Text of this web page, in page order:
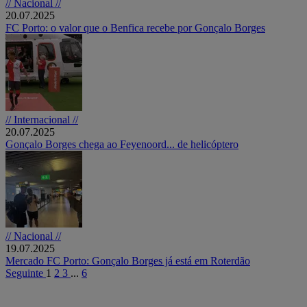
// Nacional //
20.07.2025
FC Porto: o valor que o Benfica recebe por Gonçalo Borges
// Internacional //
20.07.2025
Gonçalo Borges chega ao Feyenoord... de helicóptero
// Nacional //
19.07.2025
Mercado FC Porto: Gonçalo Borges já está em Roterdão
Seguinte 1 2 3 ... 6